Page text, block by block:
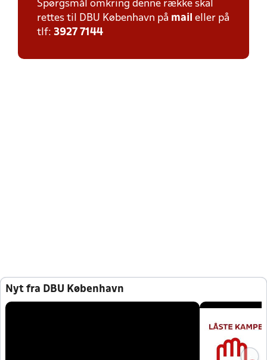
Spørgsmål omkring denne række skal
rettes til DBU København på mail eller på
tlf: 3927 7144
Nyt fra DBU København